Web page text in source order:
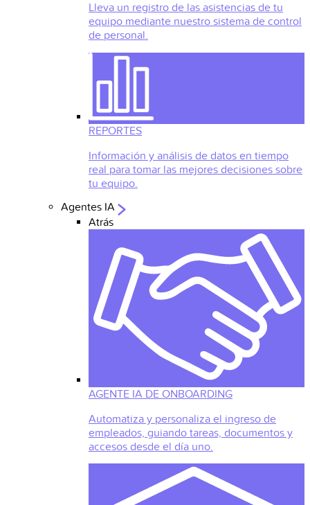
Lleva un registro de las asistencias de tu
equipo mediante nuestro sistema de control
de personal.
REPORTES
Información y análisis de datos en tiempo
real para tomar las mejores decisiones sobre
tu equipo.
Agentes IA
Atrás
AGENTE IA DE ONBOARDING
Automatiza y personaliza el ingreso de
empleados, guiando tareas, documentos y
accesos desde el día uno.